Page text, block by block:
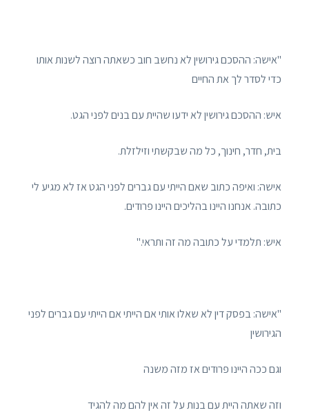
"אישה: ההסכם גירושין לא נחשב חוב כשאתה רוצה לשנות אותו
כדי לסדר לך את החיים
איש: ההסכם גירושין לא ידעו שהיית עם בנים לפני הגט.
בית, חדר, חינוך, כל מה שבקשתי וזילזלת.
אישה: ואיפה כתוב שאם הייתי עם גברים לפני הגט אז לא מגיע לי
כתובה. אנחנו היינו בהליכים היינו פרודים.
איש: תלמדי על כתובה מה זה ותראי."
"אישה: בפסק דין לא שאלו אותי אם הייתי אם הייתי עם גברים לפני
הגירושין
וגם ככה היינו פרודים אז מזה משנה
וזה שאתה היית עם בנות על זה אין להם מה להגיד